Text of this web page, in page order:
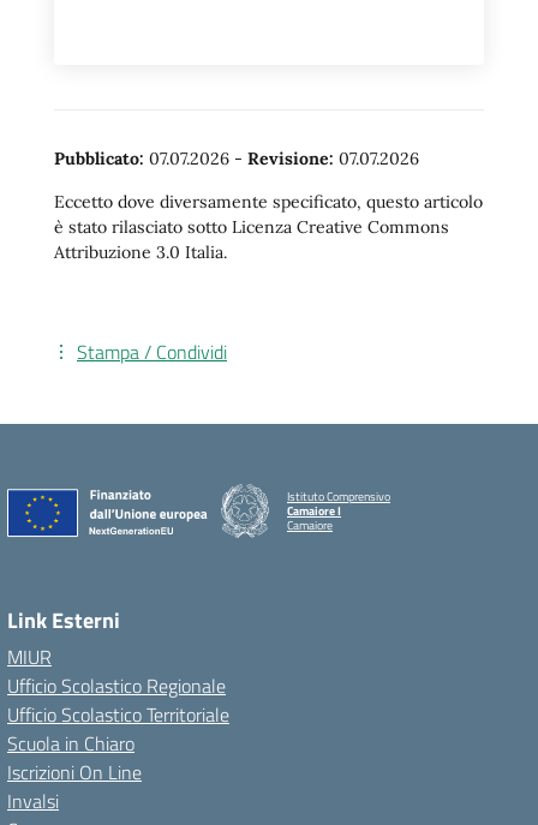
Pubblicato: 07.07.2026 - Revisione: 07.07.2026
Eccetto dove diversamente specificato, questo articolo
è stato rilasciato sotto Licenza Creative Commons
Attribuzione 3.0 Italia.
Stampa / Condividi
Istituto Comprensivo
Camaiore I
Camaiore
Link Esterni
MIUR
Ufficio Scolastico Regionale
Ufficio Scolastico Territoriale
Scuola in Chiaro
Iscrizioni On Line
Invalsi